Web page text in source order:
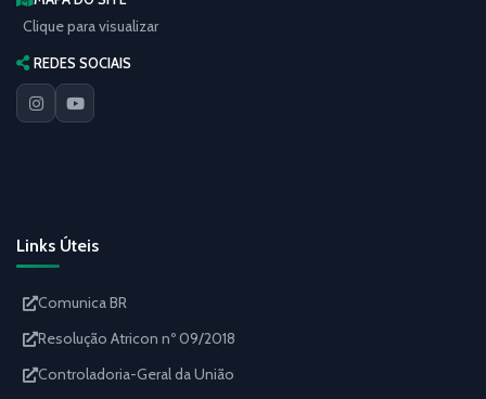
Clique para visualizar
REDES SOCIAIS
Links Úteis
Comunica BR
Resolução Atricon nº 09/2018
Controladoria-Geral da União